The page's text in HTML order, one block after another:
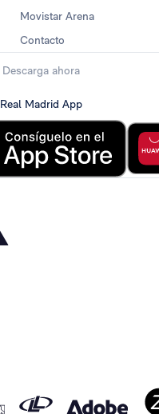
Movistar Arena
Contacto
Descarga ahora
Real Madrid App